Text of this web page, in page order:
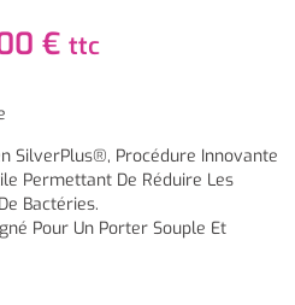
€ ttc
SilverPlus®, Procédure Innovante
Permettant De Réduire Les
Bactéries.
Pour Un Porter Souple Et